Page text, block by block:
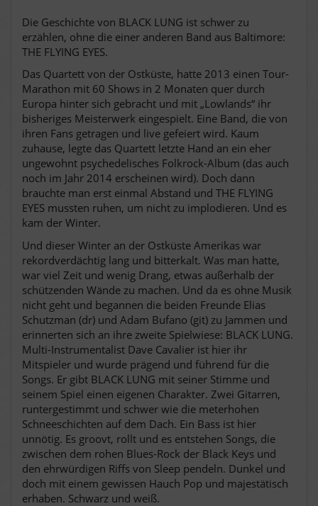
Die Geschichte von BLACK LUNG ist schwer zu
erzählen, ohne die einer anderen Band aus Baltimore:
THE FLYING EYES.
Das Quartett von der Ostküste, hatte 2013 einen Tour-
Marathon mit 60 Shows in 2 Monaten quer durch
Europa hinter sich gebracht und mit „Lowlands“ ihr
bisheriges Meisterwerk eingespielt. Eine Band, die von
ihren Fans getragen und live gefeiert wird. Kaum
zuhause, legte das Quartett letzte Hand an ein eher
ungewohnt psychedelisches Folkrock-Album (das auch
noch im Jahr 2014 erscheinen wird). Doch dann
brauchte man erst einmal Abstand und THE FLYING
EYES mussten ruhen, um nicht zu implodieren. Und es
kam der Winter.
Und dieser Winter an der Ostküste Amerikas war
rekordverdächtig lang und bitterkalt. Was man hatte,
war viel Zeit und wenig Drang, etwas außerhalb der
schützenden Wände zu machen. Und da es ohne Musik
nicht geht und begannen die beiden Freunde Elias
Schutzman (dr) und Adam Bufano (git) zu Jammen und
erinnerten sich an ihre zweite Spielwiese: BLACK LUNG.
Multi-Instrumentalist Dave Cavalier ist hier ihr
Mitspieler und wurde prägend und führend für die
Songs. Er gibt BLACK LUNG mit seiner Stimme und
seinem Spiel einen eigenen Charakter. Zwei Gitarren,
runtergestimmt und schwer wie die meterhohen
Schneeschichten auf dem Dach. Ein Bass ist hier
unnötig. Es groovt, rollt und es entstehen Songs, die
zwischen dem rohen Blues-Rock der Black Keys und
den ehrwürdigen Riffs von Sleep pendeln. Dunkel und
doch mit einem gewissen Hauch Pop und majestätisch
erhaben. Schwarz und weiß.